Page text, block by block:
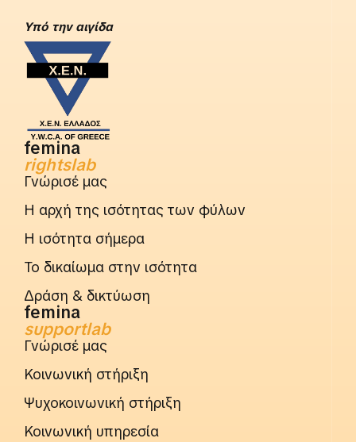
Yπό την αιγίδα
femina
rightslab
Γνώρισέ μας
Η αρχή της ισότητας των φύλων
Η ισότητα σήμερα
Το δικαίωμα στην ισότητα
Δράση & δικτύωση
femina
supportlab
Γνώρισέ μας
Κοινωνική στήριξη
Ψυχοκοινωνική στήριξη
Κοινωνική υπηρεσία